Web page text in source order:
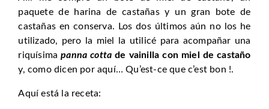
paquete de harina de castañas y un gran bote de
castañas en conserva. Los dos últimos aún no los he
utilizado, pero la miel la utilicé para acompañar una
riquísimapanna cotta de vainilla con miel de castaño
y, como dicen por aquí… Qu’est-ce que c’est bon !.
Aquí está la receta: